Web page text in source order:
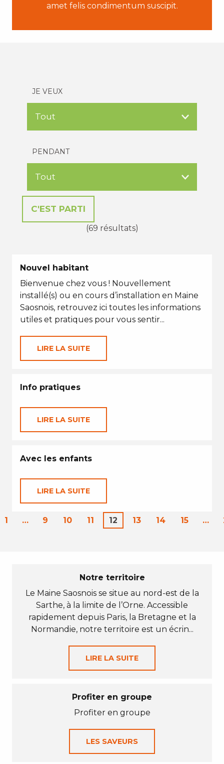
amet felis condimentum suscipit.
JE VEUX
PENDANT
(69 résultats)
Nouvel habitant
Bienvenue chez vous ! Nouvellement
installé(s) ou en cours d’installation en Maine
Saosnois, retrouvez ici toutes les informations
utiles et pratiques pour vous sentir...
LIRE LA SUITE
Info pratiques
LIRE LA SUITE
Avec les enfants
LIRE LA SUITE
1 … 9 10 11 12 13 14 15 …
Notre territoire
Le Maine Saosnois se situe au nord-est de la
Sarthe, à la limite de l’Orne. Accessible
rapidement depuis Paris, la Bretagne et la
Normandie, notre territoire est un écrin...
LIRE LA SUITE
Profiter en groupe
Profiter en groupe
LES SAVEURS